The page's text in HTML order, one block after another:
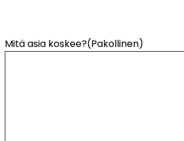
Mitä asia koskee?(Pakollinen)